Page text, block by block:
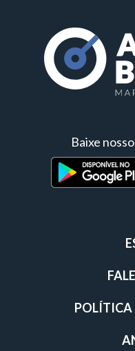
Baixe
POLÍTICA